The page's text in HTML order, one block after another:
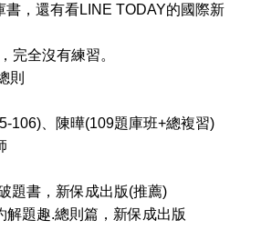
書，還有看LINE TODAY的國際新
完全沒有練習。
則
106)、陳曄(109題庫班+總複習)
題書，新保成出版(推薦)
解題趣.總則篇，新保成出版